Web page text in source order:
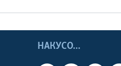
НАКУСО...